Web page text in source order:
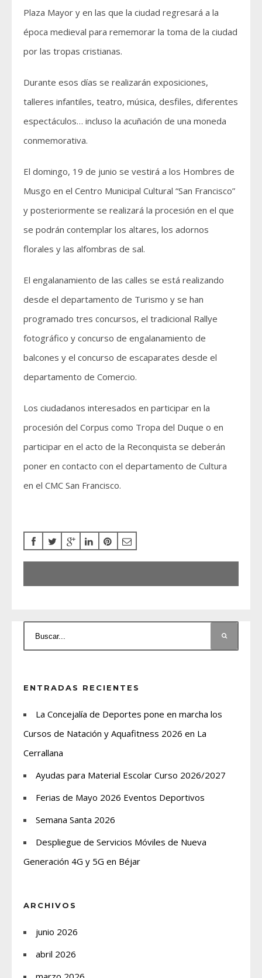
Plaza Mayor y en las que la ciudad regresará a la
época medieval para rememorar la toma de la ciudad
por las tropas cristianas.
Durante esos días se realizarán exposiciones,
talleres infantiles, teatro, música, desfiles, diferentes
espectáculos… incluso la acuñación de una moneda
conmemorativa.
El domingo, 19 de junio se vestirá a los Hombres de
Musgo en el Centro Municipal Cultural “San Francisco”
y posteriormente se realizará la procesión en el que
se podrán contemplar los altares, los adornos
florales y las alfombras de sal.
El engalanamiento de las calles se está realizando
desde el departamento de Turismo y se han
programado tres concursos, el tradicional Rallye
fotográfico y concurso de engalanamiento de
balcones y el concurso de escaparates desde el
departamento de Comercio.
Los ciudadanos interesados en participar en la
procesión del Corpus como Tropa del Duque o en
participar en el acto de la Reconquista se deberán
poner en contacto con el departamento de Cultura
en el CMC San Francisco.
ENTRADAS RECIENTES
La Concejalía de Deportes pone en marcha los
Cursos de Natación y Aquafitness 2026 en La
Cerrallana
Ayudas para Material Escolar Curso 2026/2027
Ferias de Mayo 2026 Eventos Deportivos
Semana Santa 2026
Despliegue de Servicios Móviles de Nueva
Generación 4G y 5G en Béjar
ARCHIVOS
junio 2026
abril 2026